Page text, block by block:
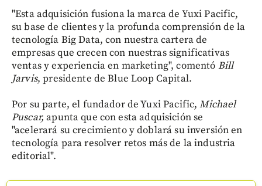
"Esta adquisición fusiona la marca de Yuxi Pacific,
su base de clientes y la profunda comprensión de la
tecnología Big Data, con nuestra cartera de
empresas que crecen con nuestras significativas
ventas y experiencia en marketing", comentó Bill
Jarvis, presidente de Blue Loop Capital.
Por su parte, el fundador de Yuxi Pacific,Michael
Puscar,apunta que con esta adquisición se
"acelerará su crecimiento y doblará su inversión en
tecnología para resolver retos más de la industria
editorial".